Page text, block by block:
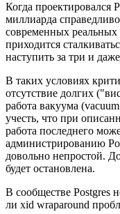
Когда проектировался
миллиарда
современных реальных
приходится
наступить за три и
В таких условиях
отсутствие долгих
работа вакуума
учесть, что при
работа последнего
администрированию
довольно непростой.
будет остановлена.
В сообществе Postgres
ли xid wraparound